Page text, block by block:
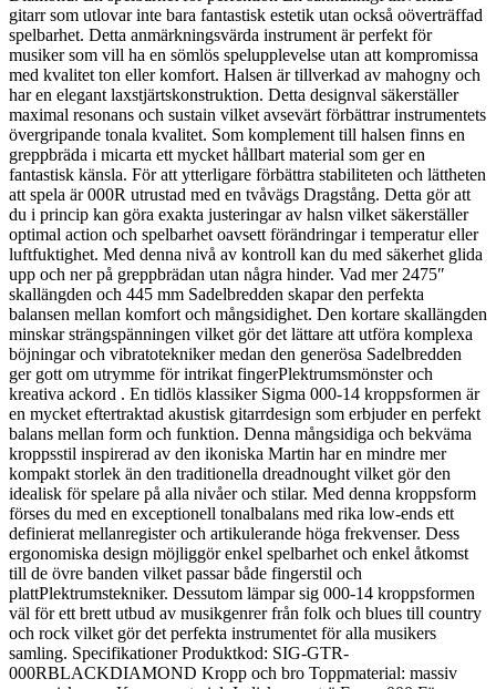
gitarr som utlovar inte bara fantastisk estetik utan också oöverträffad
spelbarhet. Detta anmärkningsvärda instrument är perfekt för
musiker som vill ha en sömlös spelupplevelse utan att kompromissa
med kvalitet ton eller komfort. Halsen är tillverkad av mahogny och
har en elegant laxstjärtskonstruktion. Detta designval säkerställer
maximal resonans och sustain vilket avsevärt förbättrar instrumentets
övergripande tonala kvalitet. Som komplement till halsen finns en
greppbräda i micarta ett mycket hållbart material som ger en
fantastisk känsla. För att ytterligare förbättra stabiliteten och lättheten
att spela är 000R utrustad med en tvåvägs Dragstång. Detta gör att
du i princip kan göra exakta justeringar av halsn vilket säkerställer
optimal action och spelbarhet oavsett förändringar i temperatur eller
luftfuktighet. Med denna nivå av kontroll kan du med säkerhet glida
upp och ner på greppbrädan utan några hinder. Vad mer 2475″
skallängden och 445 mm Sadelbredden skapar den perfekta
balansen mellan komfort och mångsidighet. Den kortare skallängden
minskar strängspänningen vilket gör det lättare att utföra komplexa
böjningar och vibratotekniker medan den generösa Sadelbredden
ger gott om utrymme för intrikat fingerPlektrumsmönster och
kreativa ackord . En tidlös klassiker Sigma 000-14 kroppsformen är
en mycket eftertraktad akustisk gitarrdesign som erbjuder en perfekt
balans mellan form och funktion. Denna mångsidiga och bekväma
kroppsstil inspirerad av den ikoniska Martin har en mindre mer
kompakt storlek än den traditionella dreadnought vilket gör den
idealisk för spelare på alla nivåer och stilar. Med denna kroppsform
förses du med en exceptionell tonalbalans med rika low-ends ett
definierat mellanregister och artikulerande höga frekvenser. Dess
ergonomiska design möjliggör enkel spelbarhet och enkel åtkomst
till de övre banden vilket passar både fingerstil och
plattPlektrumstekniker. Dessutom lämpar sig 000-14 kroppsformen
väl för ett brett utbud av musikgenrer från folk och blues till country
och rock vilket gör det perfekta instrumentet för alla musikers
samling. Specifikationer Produktkod: SIG-GTR-
000RBLACKDIAMOND Kropp och bro Toppmaterial: massiv